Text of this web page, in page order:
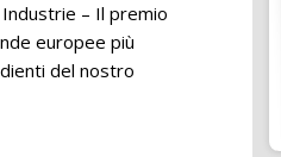
– Il premio
europee più
del nostro